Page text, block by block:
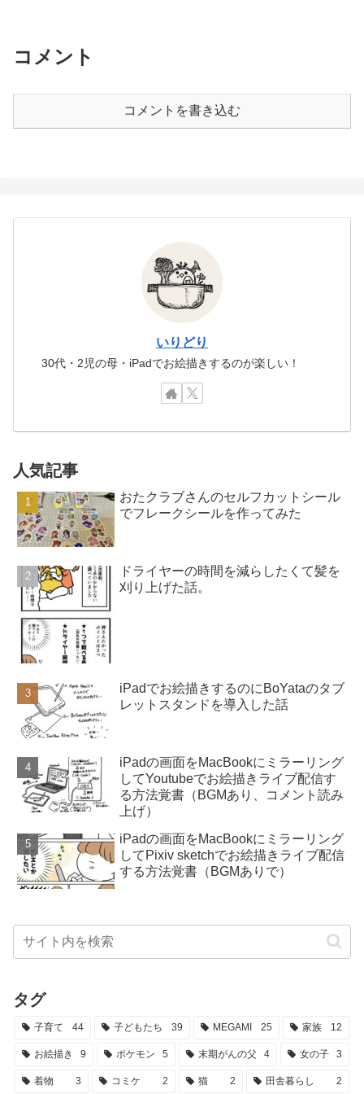
コメント
コメントを書き込む
いりどり
30代・2児の母・iPadでお絵描きするのが楽しい！
人気記事
おたクラブさんのセルフカットシール
でフレークシールを作ってみた
ドライヤーの時間を減らしたくて髪を
刈り上げた話。
iPadでお絵描きするのにBoYataのタブ
レットスタンドを導入した話
iPadの画面をMacBookにミラーリング
してYoutubeでお絵描きライブ配信す
る方法覚書（BGMあり、コメント読み
上げ）
iPadの画面をMacBookにミラーリング
してPixiv sketchでお絵描きライブ配信
する方法覚書（BGMありで）
タグ
子育て 44 子どもたち 39 MEGAMI 25 家族 12
お絵描き 9 ポケモン 5 末期がんの父 4 女の子 3
着物 3 コミケ 2 猫 2 田舎暮らし 2